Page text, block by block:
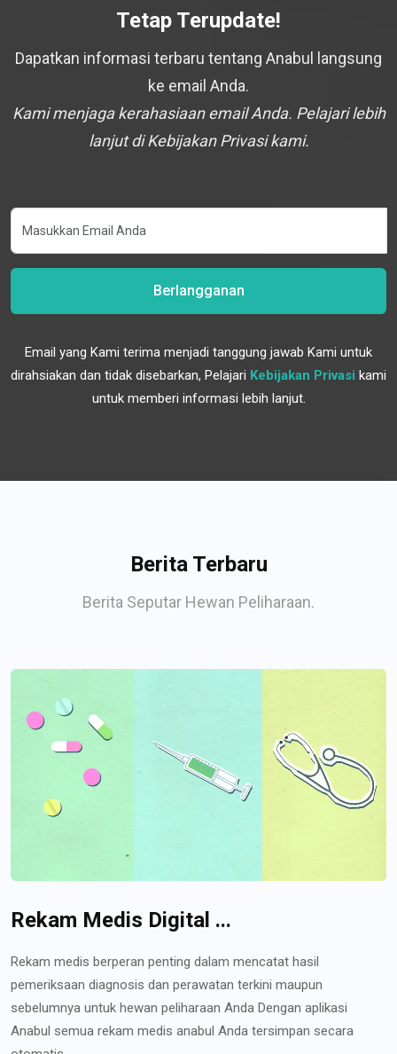
Tetap Terupdate!
Dapatkan informasi terbaru tentang Anabul langsung
ke email Anda.
Kami menjaga kerahasiaan email Anda. Pelajari lebih
lanjut di Kebijakan Privasi kami.
Berlangganan
Email yang Kami terima menjadi tanggung jawab Kami untuk
dirahsiakan dan tidak disebarkan, Pelajari Kebijakan Privasi kami
untuk memberi informasi lebih lanjut.
Berita Terbaru
Berita Seputar Hewan Peliharaan.
Rekam Medis Digital ...
Rekam medis berperan penting dalam mencatat hasil
pemeriksaan diagnosis dan perawatan terkini maupun
sebelumnya untuk hewan peliharaan Anda Dengan aplikasi
Anabul semua rekam medis anabul Anda tersimpan secara